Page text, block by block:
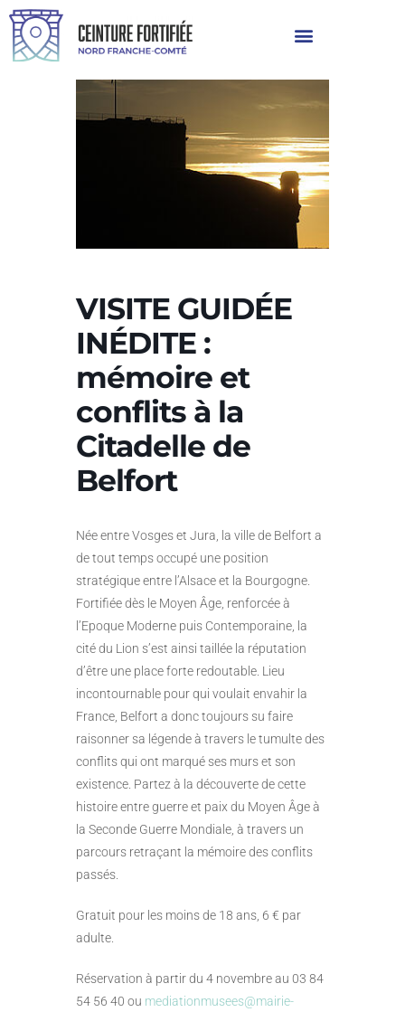
VISITE GUIDÉE
INÉDITE :
mémoire et
conflits à la
Citadelle de
Belfort
Née entre Vosges et Jura, la ville de Belfort a
de tout temps occupé une position
stratégique entre l’Alsace et la Bourgogne.
Fortifiée dès le Moyen Âge, renforcée à
l’Epoque Moderne puis Contemporaine, la
cité du Lion s’est ainsi taillée la réputation
d’être une place forte redoutable. Lieu
incontournable pour qui voulait envahir la
France, Belfort a donc toujours su faire
raisonner sa légende à travers le tumulte des
conflits qui ont marqué ses murs et son
existence. Partez à la découverte de cette
histoire entre guerre et paix du Moyen Âge à
la Seconde Guerre Mondiale, à travers un
parcours retraçant la mémoire des conflits
passés.
Gratuit pour les moins de 18 ans, 6 € par
adulte.
Réservation à partir du 4 novembre au 03 84
54 56 40 ou mediationmusees@mairie-